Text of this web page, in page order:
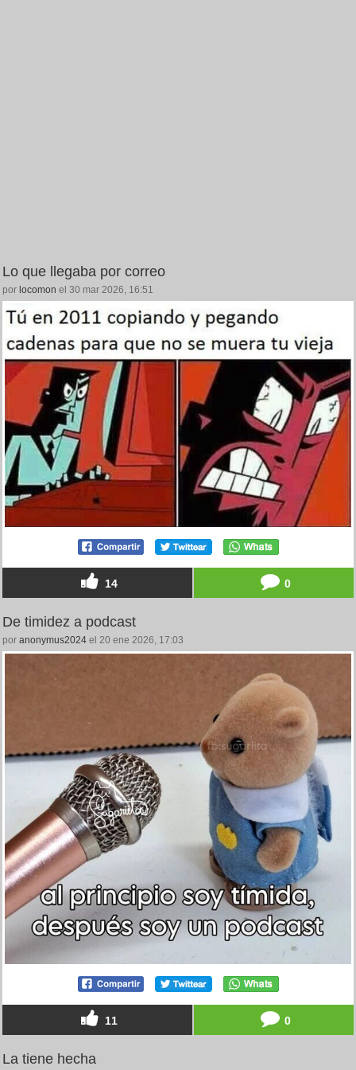
Lo que llegaba por correo
por locomon el 30 mar 2026, 16:51
14 0
De timidez a podcast
por anonymus2024 el 20 ene 2026, 17:03
11 0
La tiene hecha